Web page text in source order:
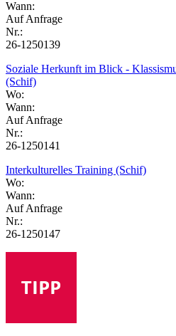
Wann:
Auf Anfrage
Nr.:
26-1250139
Soziale Herkunft im Blick -
(Schif)
Wo:
Wann:
Auf Anfrage
Nr.:
26-1250141
Interkulturelles Training (Schif)
Wo:
Wann:
Auf Anfrage
Nr.:
26-1250147